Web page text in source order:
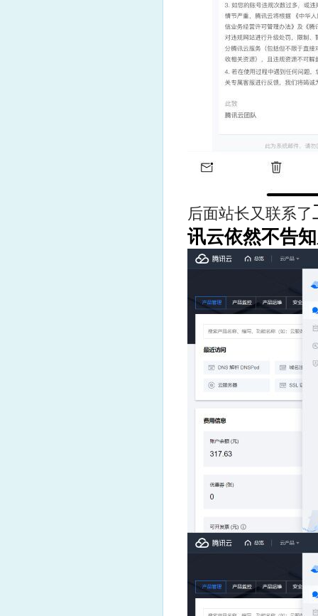
后面站长又联系了
讯云依然不告